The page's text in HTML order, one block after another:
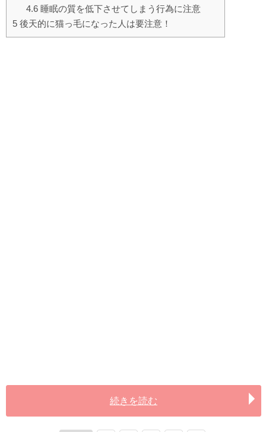
4.6睡眠の質を低下させてしまう行為に注意
5 後天的に猫っ毛になった人は要注意！
続きを読む